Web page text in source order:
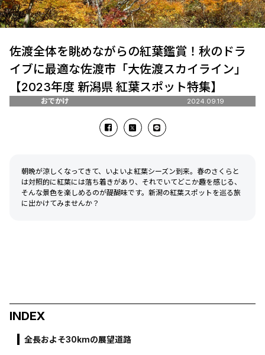
佐渡全体を眺めながらの紅葉鑑賞！秋のドラ
イブに最適な佐渡市「大佐渡スカイライン」
【2023年度 新潟県 紅葉スポット特集】
おでかけ 2024.09.19
朝晩が涼しくなってきて、いよいよ紅葉シーズン到来。春のさくらと
は対照的に紅葉には落ち着きがあり、それでいてどこか趣を感じる、
そんな景色を楽しめるのが醍醐味です。新潟の紅葉スポットを巡る旅
に出かけてみませんか？
INDEX
全長およそ30kmの展望道路